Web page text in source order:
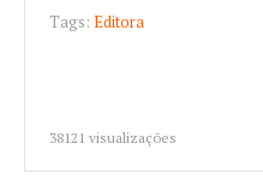
Tags: Editora
38121 visualizações